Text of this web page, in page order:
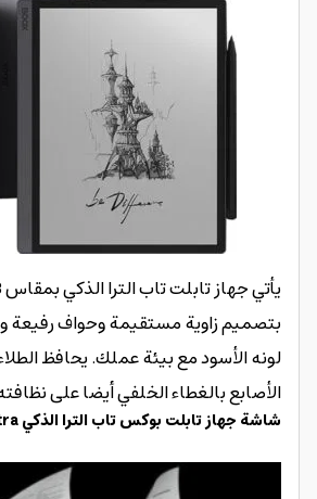
بتصميم زاوية مستقيمة وحواف رفيعة
لونه الأسود مع بيئة عملك. يحافظ
الأصابع بالغطاء الخلفي أيضا على
شاشة جهاز تابلت بوكس تاب الترا الذكي Boox Tab Ultra